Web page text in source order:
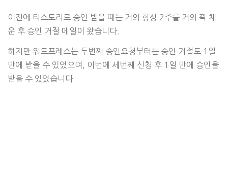
이전에 티스토리로 승인 받을 때는 거의 항상 2주를 거의 꽉 채
운 후 승인 거절 메일이 왔습니다.
하지만 워드프레스는 두번째 승인요청부터는 승인 거절도 1일
만에 받을 수 있었으며, 이번에 세번째 신청 후 1일 만에 승인을
받을 수 있었습니다.